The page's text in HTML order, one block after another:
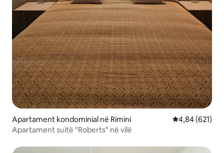
Apartament kondominial në Rimini Vlerësimi
4,84 (621)
Apartament suitë "Roberts" në vilë